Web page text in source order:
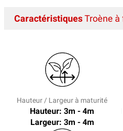
CaractéristiquesTroène à
Hauteur / Largeur à maturité
Hauteur: 3m - 4m
Largeur: 3m - 4m